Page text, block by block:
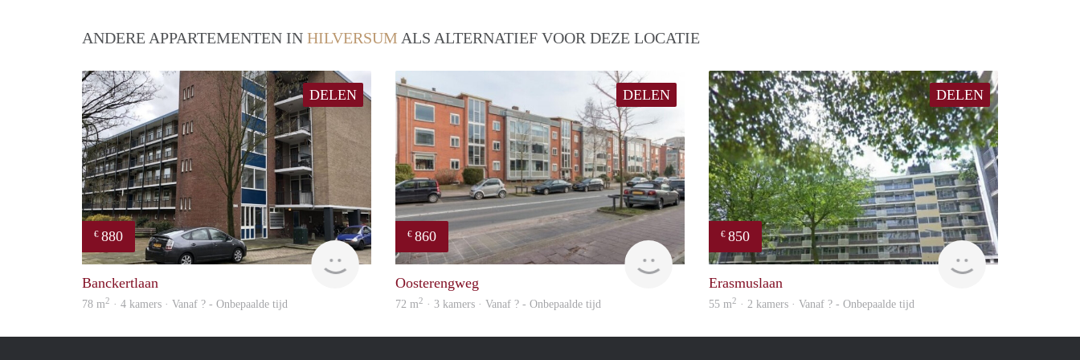
ANDERE APPARTEMENTEN IN HILVERSUM ALS ALTERNATIEF VOOR DEZE LOCATIE
DELEN
€ 880
Woning
Banckertlaan
78 m2 · 4 kamers · Vanaf ? - Onbepaalde tijd
DELEN
€ 860
rent
Oosterengweg
72 m2 · 3 kamers · Vanaf ? - Onbepaalde tijd
DELEN
€ 850
rent
Erasmuslaan
55 m2 · 2 kamers · Vanaf ? - Onbepaalde tijd